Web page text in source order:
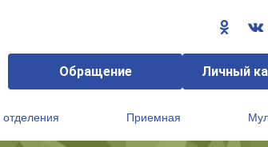
Обращение Личный
Приемная